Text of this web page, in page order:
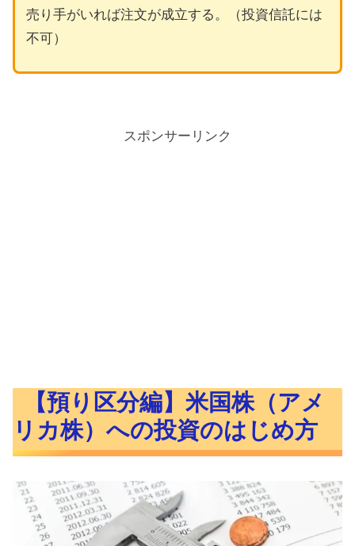
売り手がいれば注文が成立する。（投資信託には
不可）
スポンサーリンク
【預り区分編】米国株（アメ
リカ株）への投資のはじめ方